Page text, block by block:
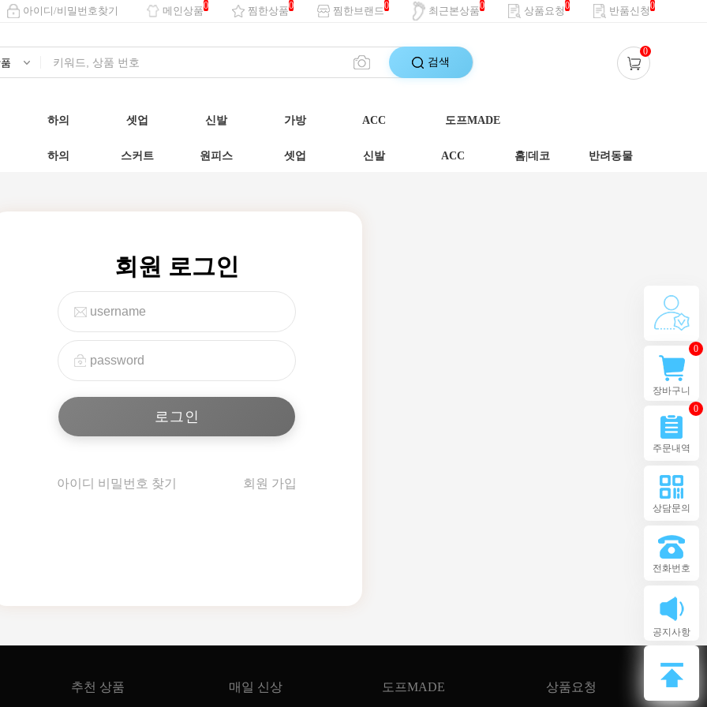
아이디/비밀번호찾기 메인상품0 찜한상품0 찜한브랜드0 최근본상품0 상품요청0 반품신청0
검색
0
하의 셋업 신발 가방 ACC 도프MADE
하의 스커트 원피스 셋업 신발 ACC 홈|데코 반려동물
회원 로그인
아이디 비밀번호 찾기 회원 가입
추천 상품 매일 신상 도프MADE 상품요청
장바구니
0
주문내역
0
상담문의
전화번호
공지사항